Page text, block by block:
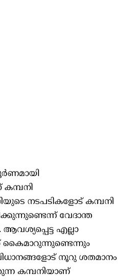
നടപടികളോട് കമ്പനി
വേദാന്ത
എല്ലാ
കൈമാറുന്നുണ്ടെന്നും
നൂറു ശതമാനം
കമ്പനിയാണ്